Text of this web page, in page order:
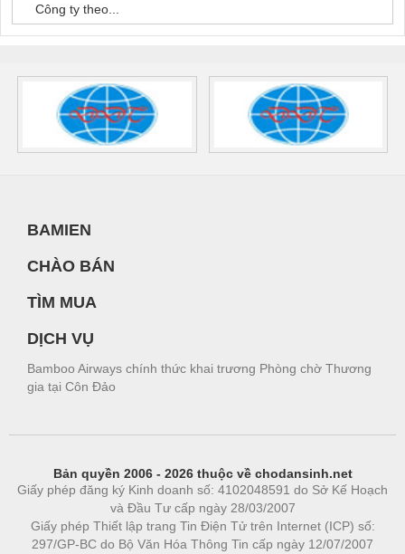
Công ty theo...
BAMIEN
CHÀO BÁN
TÌM MUA
DỊCH VỤ
Bamboo Airways chính thức khai trương Phòng chờ Thương
gia tại Côn Đảo
Bản quyền 2006 - 2026 thuộc về chodansinh.net
Giấy phép đăng ký Kinh doanh số: 4102048591 do Sở Kế Hoạch
và Đầu Tư cấp ngày 28/03/2007
Giấy phép Thiết lập trang Tin Điện Tử trên Internet (ICP) số:
297/GP-BC do Bộ Văn Hóa Thông Tin cấp ngày 12/07/2007